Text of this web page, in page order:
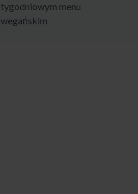
tygodniowym menu
wegańskim